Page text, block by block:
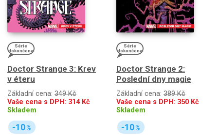
Série
dokončena
Doctor Strange 3: Krev
v éteru
Základní cena: 349 Kč
Vaše cena s DPH: 314Kč
Skladem
-10%
Série
dokončena
Doctor Strange 2:
Poslední dny magie
Základní cena: 389 Kč
Vaše cena s DPH: 350 Kč
Skladem
-10%